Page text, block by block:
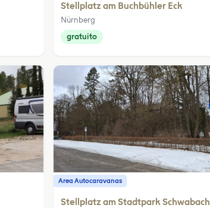
Stellplatz am Buchbühler Eck
Nürnberg
gratuito
Area Autocaravanas
Stellplatz am Stadtpark Schwabach